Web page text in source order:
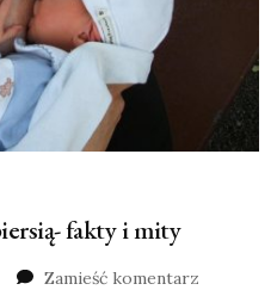
fakty i mity
Zamieść komentarz